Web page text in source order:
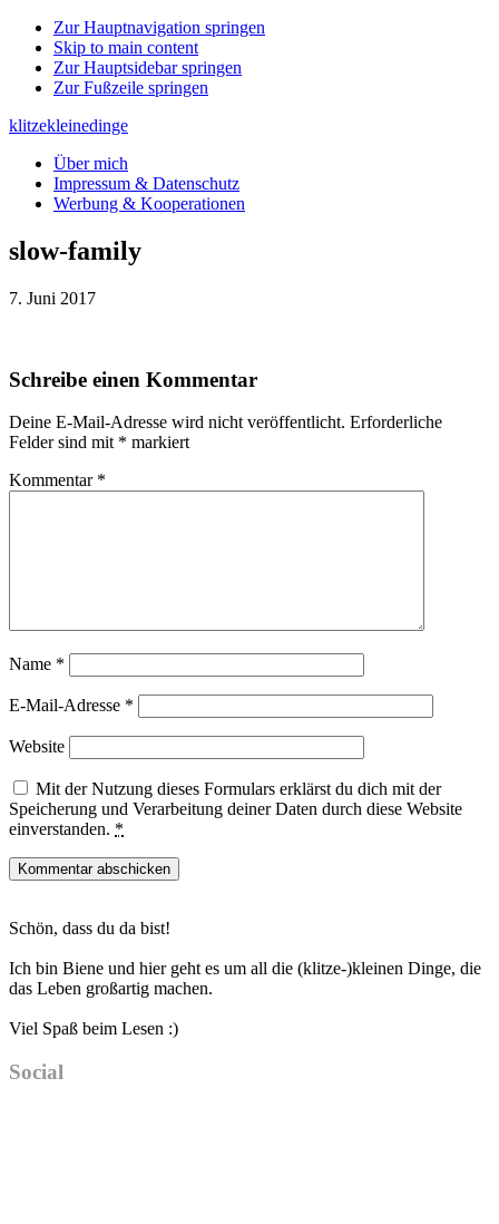
Zur Hauptnavigation springen
Skip to main content
Zur Hauptsidebar springen
Zur Fußzeile springen
klitzekleinedinge
Über mich
Impressum & Datenschutz
Werbung & Kooperationen
slow-family
7. Juni 2017
Leser-
Schreibe einen Kommentar
Deine E-Mail-Adresse wird nicht veröffentlicht. Erforderliche
Felder sind mit * markiert
Kommentar *
Name *
E-Mail-Adresse *
Website
Mit der Nutzung dieses Formulars erklärst du dich mit der
Speicherung und Verarbeitung deiner Daten durch diese Website
einverstanden. *
Sidebar
Schön, dass du da bist!
Ich bin Biene und hier geht es um all die (klitze-)kleinen Dinge, die
das Leben großartig machen.
Viel Spaß beim Lesen :)
Social